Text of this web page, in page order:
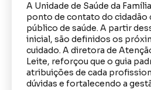
A Unidade de Saúde da
ponto de contato do cidadão
público de saúde. A partir
inicial, são definidos os
cuidado. A diretora de
Leite, reforçou que o guia
atribuições de cada
dúvidas e fortalecendo a